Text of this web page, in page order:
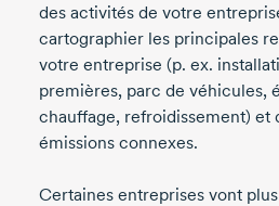
des activités de votre
cartographier les principales
votre entreprise (p. ex.
premières, parc de véhicules,
chauffage, refroidissement) et
émissions connexes.
Certaines entreprises vont